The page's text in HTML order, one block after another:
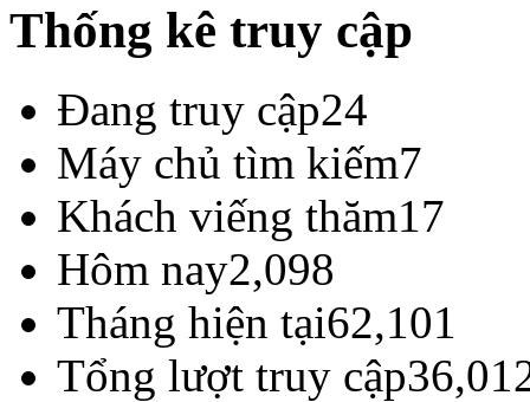
Thống kê truy cập
Đang truy cập24
Máy chủ tìm kiếm7
Khách viếng thăm17
Hôm nay2,098
Tháng hiện tại62,101
Tổng lượt truy cập